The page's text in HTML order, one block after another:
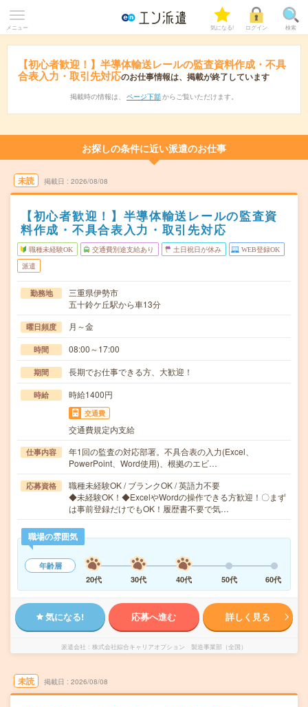
メニュー 気になる! ログイン 検索
【初心者歓迎！】半導体輸送レールの監査資料作成・不具
合表入力・取引先対応のお仕事情報は、掲載が終了しています
掲載時の情報は、 ページ下部 からご覧いただけます。
お探しの条件に近い派遣のお仕事
未読 掲載日 2026/08/08
【初心者歓迎！】半導体輸送レールの監査資
料作成・不具合表入力・取引先対応
職種未経験OK 交通費別途支給あり 土日祝日が休み WEB登録OK
派遣
勤務地
三重県伊勢市
五十鈴ケ丘駅から車13分
曜日頻度 月～金
時間 08:00～17:00
期間 長期でお仕事できる方、大歓迎！
時給 時給1400円
交通費
交通費規定内支給
仕事内容
年1回の監査の対応部署。不具合表の入力(Excel、
PowerPoint、Word使用)、根拠のエビ…
応募資格
職種未経験OK / ブランクOK / 英語力不要
◆未経験OK！◆ExcelやWordの操作できる方歓迎！〇まず
は事前登録だけでもOK！履歴書不要で気…
職場の雰囲気
年齢層
20代
30代 40代 50代 60代
気になる! 応募へ進む 詳しく見る
派遣会社 株式会社綜合キャリアオプション 製造事業部（全国）
未読 掲載日 2026/08/08